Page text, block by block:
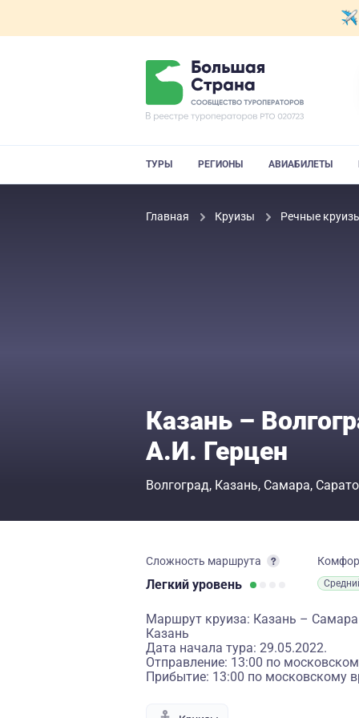
ТУРЫ РЕГИОНЫ АВИАБИЛЕТЫ
Главная Круизы Речные
Казань –
А.И. Герцен
Волгоград Казань Самара
Сложность маршрута
Легкий уровень
Маршрут круиза: Казань –
Казань
Дата начала тура: 29.05.2022.
Отправление: 13:00 по
Прибытие: 13:00 по московскому